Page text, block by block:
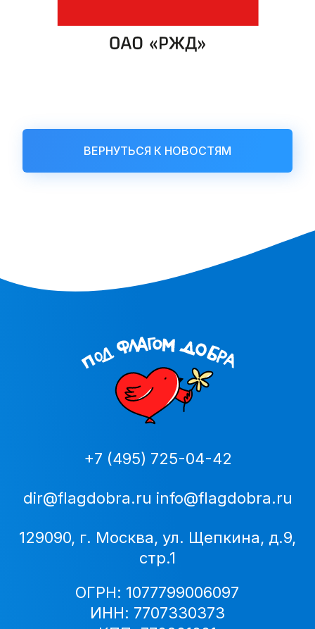
ВЕРНУТЬСЯ К НОВОСТЯМ
+7 (495) 725-04-42
dir@flagdobra.ru info@flagdobra.ru
129090, г. Москва, ул. Щепкина, д.9,
стр.1
ОГРН: 1077799006097
ИНН: 7707330373